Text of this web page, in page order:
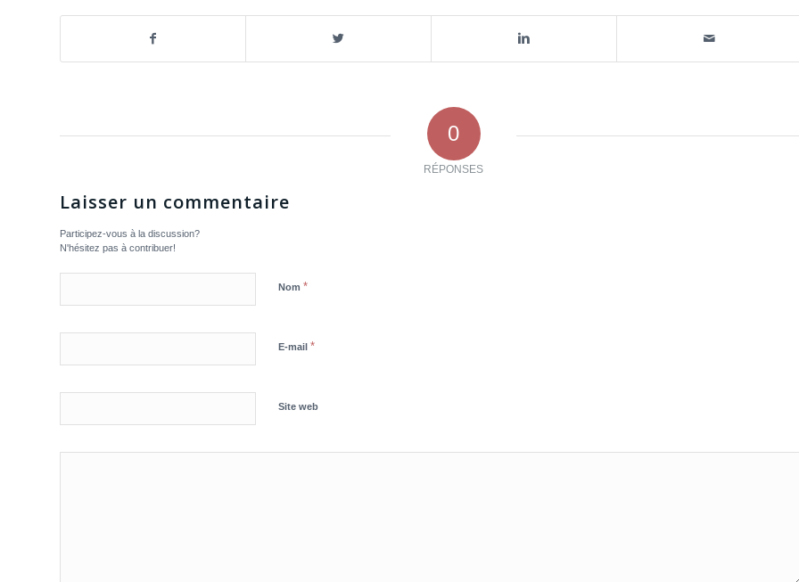
0
RÉPONSES
Laisser un commentaire
Participez-vous à la discussion?
N'hésitez pas à contribuer!
Nom *
E-mail *
Site web